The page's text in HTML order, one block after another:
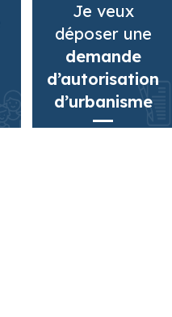
Je veux
déposer une
demande
d’autorisation
d’urbanisme